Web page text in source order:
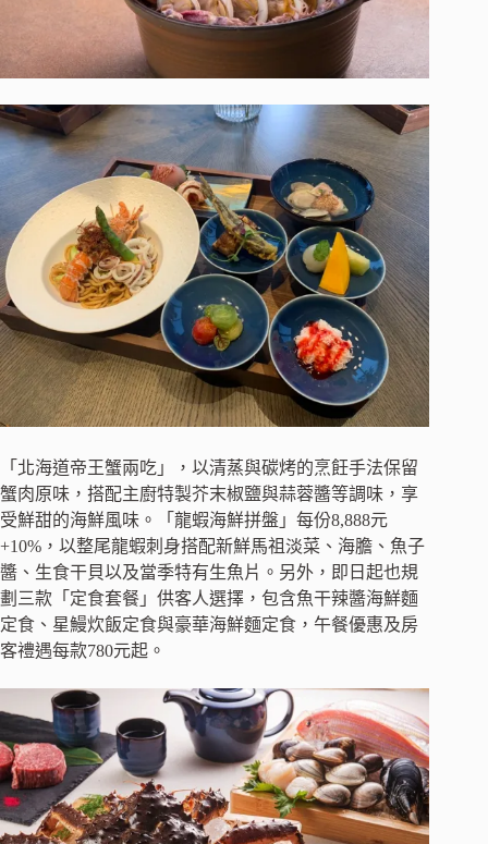
「北海道帝王蟹兩吃」，以清蒸與碳烤的烹飪手法保留
蟹肉原味，搭配主廚特製芥末椒鹽與蒜蓉醬等調味，享
受鮮甜的海鮮風味。「龍蝦海鮮拼盤」每份8,888元
+10%，以整尾龍蝦刺身搭配新鮮馬祖淡菜、海膽、魚子
醬、生食干貝以及當季特有生魚片。另外，即日起也規
劃三款「定食套餐」供客人選擇，包含魚干辣醬海鮮麵
定食、星鰻炊飯定食與豪華海鮮麵定食，午餐優惠及房
客禮遇每款780元起。